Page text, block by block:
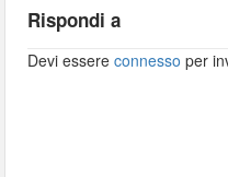
Rispondi a
Devi essereconnesso per